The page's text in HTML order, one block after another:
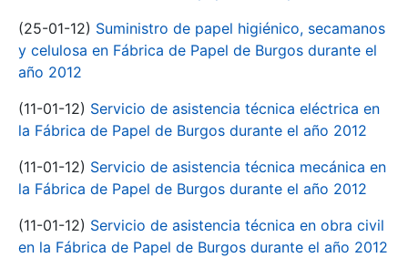
(25-01-12) Suministro de papel higiénico, secamanos
y celulosa en Fábrica de Papel de Burgos durante el
año 2012
(11-01-12) Servicio de asistencia técnica eléctrica en
la Fábrica de Papel de Burgos durante el año 2012
(11-01-12) Servicio de asistencia técnica mecánica en
la Fábrica de Papel de Burgos durante el año 2012
(11-01-12) Servicio de asistencia técnica en obra civil
en la Fábrica de Papel de Burgos durante el año 2012